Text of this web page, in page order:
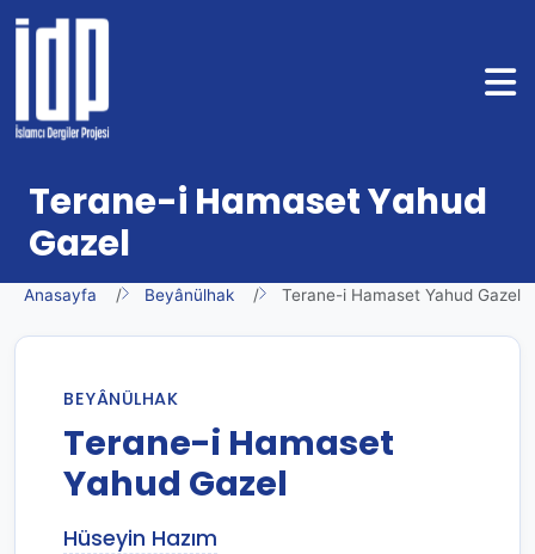
Terane-i Hamaset Yahud
Gazel
Anasayfa Beyânülhak Terane-i Hamaset Yahud Gazel
BEYÂNÜLHAK
Terane-i Hamaset
Yahud Gazel
Hüseyin Hazım